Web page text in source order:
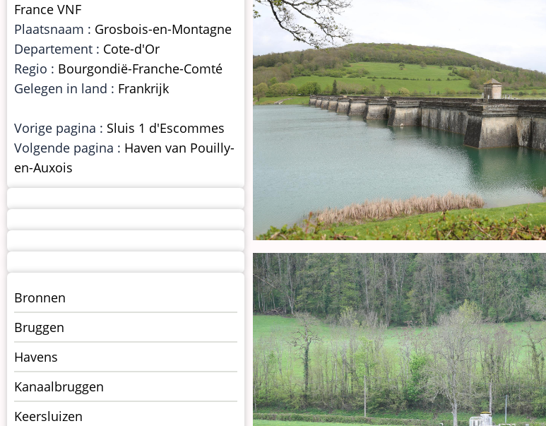
France VNF
Plaatsnaam : Grosbois-en-Montagne
Departement : Cote-d'Or
Regio : Bourgondië-Franche-Comté
Gelegen in land : Frankrijk
Vorige pagina : Sluis 1 d'Escommes
Volgende pagina : Haven van Pouilly-
en-Auxois
Menu
kunstwerken
op
kunstwerkpagina
Bronnen
Bruggen
Havens
Kanaalbruggen
Keersluizen